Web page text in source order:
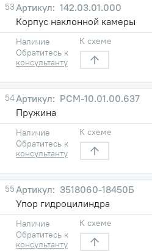
53
142.03.01.000
Корпус наклонной камеры
Наличие
Обратитесь к
консультанту
К схеме
54
РСМ-10.01.00.637
Пружина
Наличие
Обратитесь к
консультанту
К схеме
55
3518060-18450Б
Упор гидроцилиндра
Наличие
Обратитесь к
консультанту
К схеме